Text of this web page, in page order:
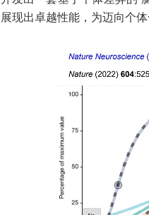
展现出卓越性能，为迈向个